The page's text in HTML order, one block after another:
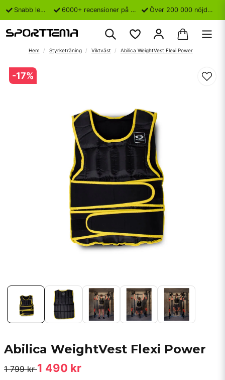
Snabb leverans 6000+ recensioner på Trustpilot Över 200 000 nöjda kunder
Hem Styrketräning Viktväst Abilica WeightVest Flexi Power
-17%
Abilica WeightVest Flexi Power
1 799 kr1 490 kr